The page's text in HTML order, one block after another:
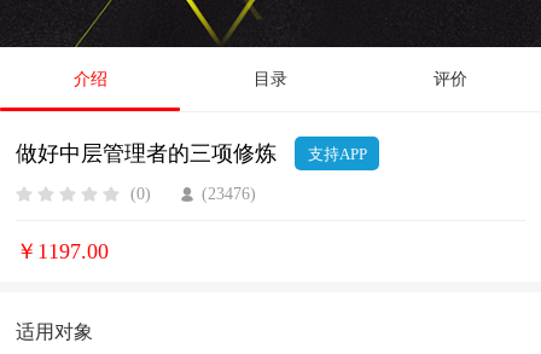
介绍 目录 评价
做好中层管理者的三项修炼 支持APP
(0) (23476)
￥1197.00
适用对象